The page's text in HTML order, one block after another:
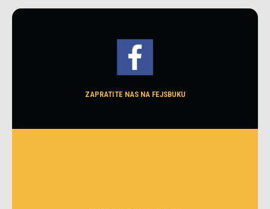
ZAPRATITE NAS NA FEJSBUKU